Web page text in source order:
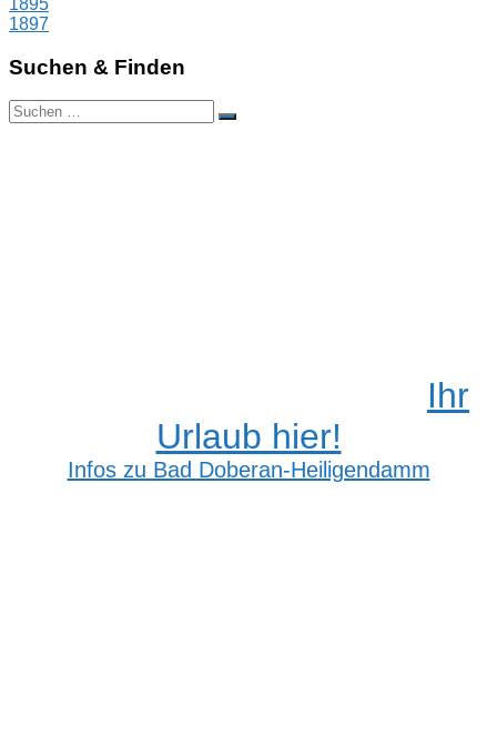
Beitragsnavigation
Beitrag:
Nächster
1897
Suchen & Finden
Suchen
nach:
Suchen
Ihr
Urlaub hier!
Infos zu Bad Doberan-Heiligendamm